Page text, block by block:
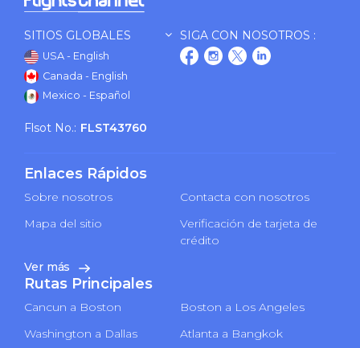
SITIOS GLOBALES
USA - English
Canada - English
Mexico - Español
SIGA CON NOSOTROS :
Flsot No.: FLST43760
Enlaces Rápidos
Sobre nosotros
Contacta con nosotros
Mapa del sitio
Verificación de tarjeta de
crédito
Ver más
Rutas Principales
Cancun a Boston
Boston a Los Angeles
Washington a Dallas
Atlanta a Bangkok